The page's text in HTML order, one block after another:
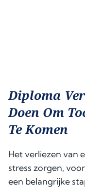
Diploma
Doen Om
Te Komen
Het verliezen van
stress zorgen,
een belangrijke